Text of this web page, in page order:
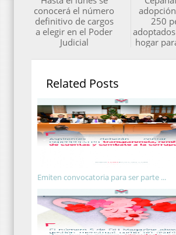
250
hogar
conocerá el número
definitivo de cargos
a elegir en el Poder
Judicial
Related Posts
Emiten convocatoria para ser parte ...